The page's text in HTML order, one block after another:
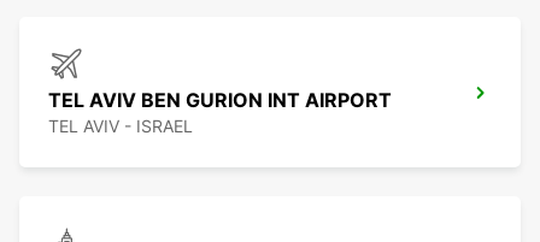
TEL AVIV BEN GURION INT AIRPORT
TEL AVIV - ISRAEL